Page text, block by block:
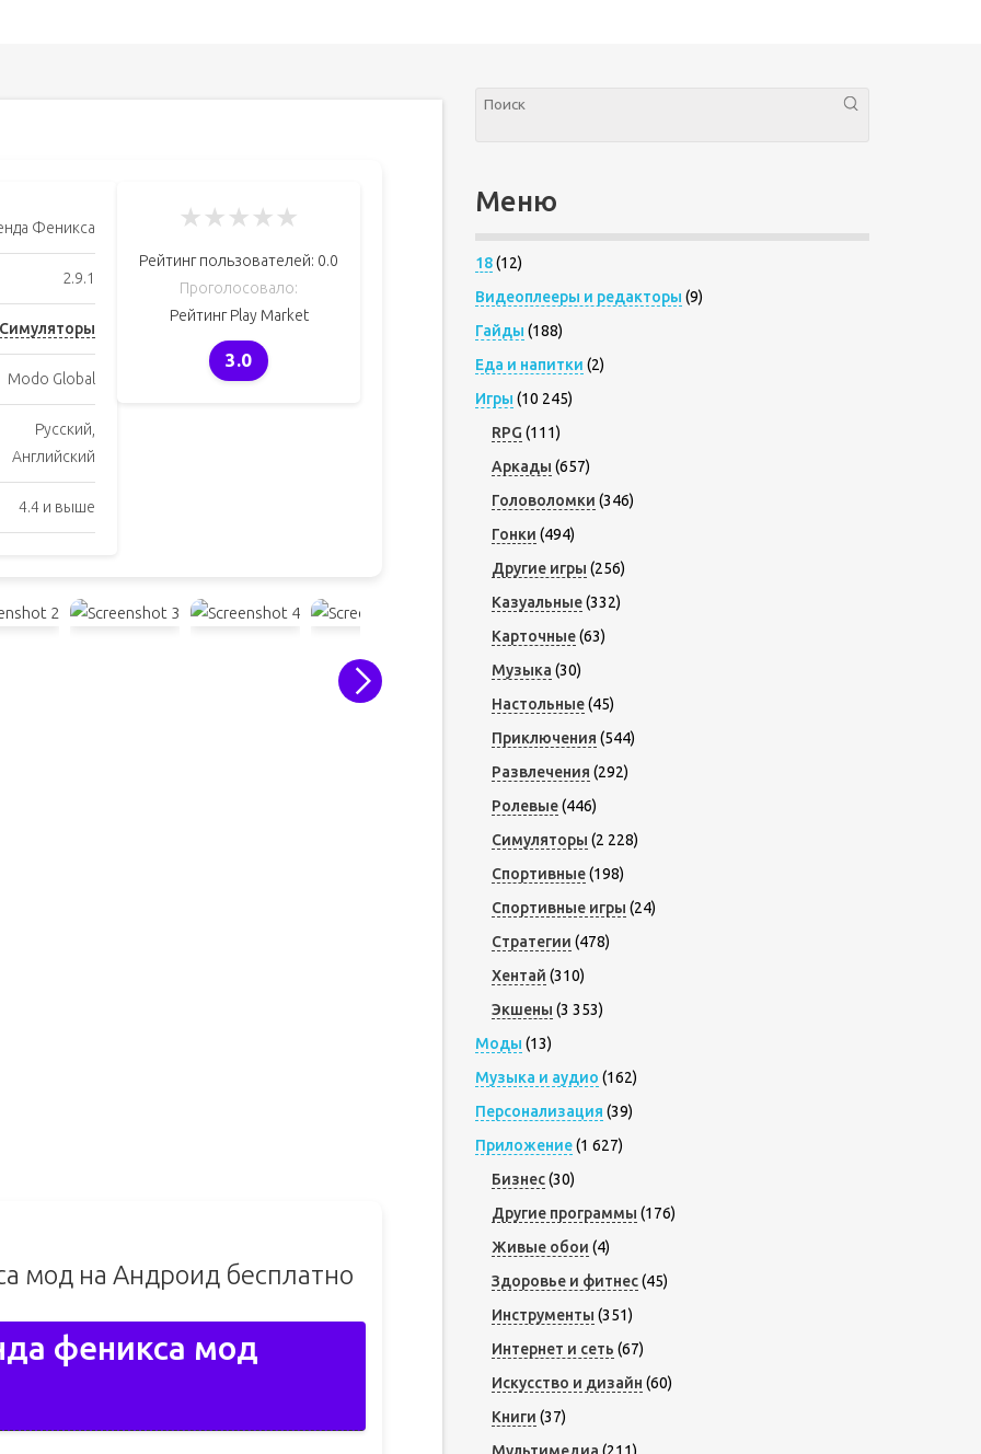
Феникса
2.9.1
Симуляторы
Modo Global
Русский,
Английский
4.4 и выше
★★★★★
Рейтинг пользователей: 0.0
Проголосовало:
Рейтинг Play Market
3.0
мод на Андроид бесплатно
феникса мод
Меню
18(12)
Видеоплееры и редакторы (9)
Гайды (188)
Еда и напитки (2)
Игры (10 245)
RPG (111)
Аркады (657)
Головоломки (346)
Гонки (494)
Другие игры (256)
Казуальные(332)
Карточные(63)
Музыка (30)
Настольные(45)
Приключения (544)
Развлечения (292)
Ролевые(446)
Симуляторы (2 228)
Спортивные(198)
Спортивные игры (24)
Стратегии (478)
Хентай (310)
Экшены (3 353)
Моды (13)
Музыка и аудио (162)
Персонализация (39)
Приложение(1 627)
Бизнес(30)
Другие программы (176)
Живые обои (4)
Здоровье и фитнес(45)
Инструменты (351)
Интернет и сеть (67)
Искусство и дизайн (60)
Книги (37)